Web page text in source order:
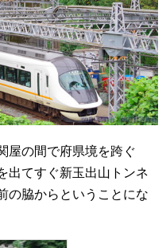
屋の間で府県境を跨ぐ
出てすぐ新玉出山トンネ
の脇からということにな